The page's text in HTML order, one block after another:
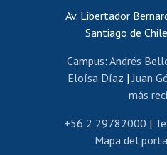
Certificado
Certificado de
Editar
Revalidación y
Postulación al Programa
Av. Libertador
Santiago de Chile,
Campus: Andrés
Eloísa Díaz | Juan
más
+56 2 29782000 |
Mapa del